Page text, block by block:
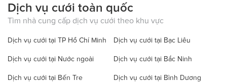
Dịch vụ cưới toàn quốc
Tìm nhà cung cấp dịch vụ cưới theo khu vực
Dịch vụ cưới tại TP Hồ Chí Minh Dịch vụ cưới tại Bạc Liêu
Dịch vụ cưới tại Nước ngoài Dịch vụ cưới tại Bắc Ninh
Dịch vụ cưới tại Bến Tre Dịch vụ cưới tại Bình Dương